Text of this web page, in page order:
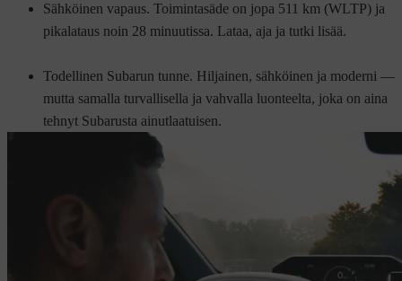
Sähköinen vapaus. Toimintasäde on jopa 511 km (WLTP) ja
pikalataus noin 28 minuutissa. Lataa, aja ja tutki lisää.
Todellinen Subarun tunne. Hiljainen, sähköinen ja moderni —
mutta samalla turvallisella ja vahvalla luonteelta, joka on aina
tehnyt Subarusta ainutlaatuisen.